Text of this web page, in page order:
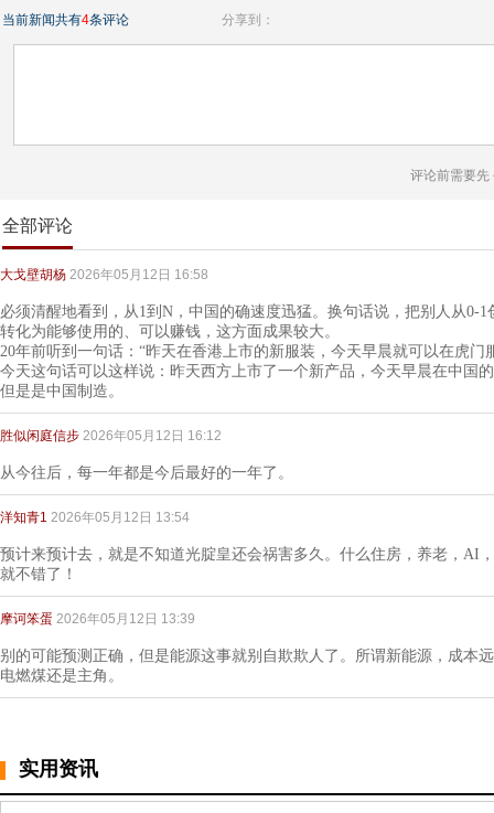
当前新闻共有4条评论 分享到：
评论前需要先
全部评论
大戈壁胡杨 2026年05月12日 16:58
必须清醒地看到，从1到N，中国的确速度迅猛。换句话说，把别人从0-
转化为能够使用的、可以赚钱，这方面成果较大。
20年前听到一句话：“昨天在香港上市的新服装，今天早晨就可以在虎门
今天这句话可以这样说：昨天西方上市了一个新产品，今天早晨在中国
但是是中国制造。
胜似闲庭信步 2026年05月12日 16:12
从今往后，每一年都是今后最好的一年了。
洋知青1 2026年05月12日 13:54
预计来预计去，就是不知道光腚皇还会祸害多久。什么住房，养老，AI
就不错了！
摩诃笨蛋 2026年05月12日 13:39
别的可能预测正确，但是能源这事就别自欺欺人了。所谓新能源，成本
电燃煤还是主角。
实用资讯